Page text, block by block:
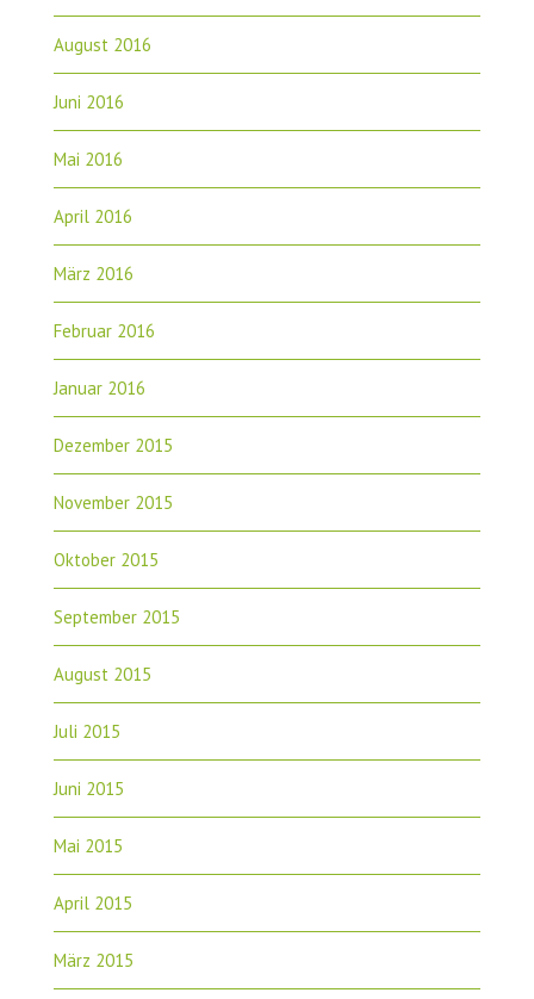
August 2016
Juni 2016
Mai 2016
April 2016
März 2016
Februar 2016
Januar 2016
Dezember 2015
November 2015
Oktober 2015
September 2015
August 2015
Juli 2015
Juni 2015
Mai 2015
April 2015
März 2015